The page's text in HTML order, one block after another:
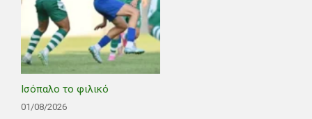
Ισόπαλο το φιλικό
01/08/2026